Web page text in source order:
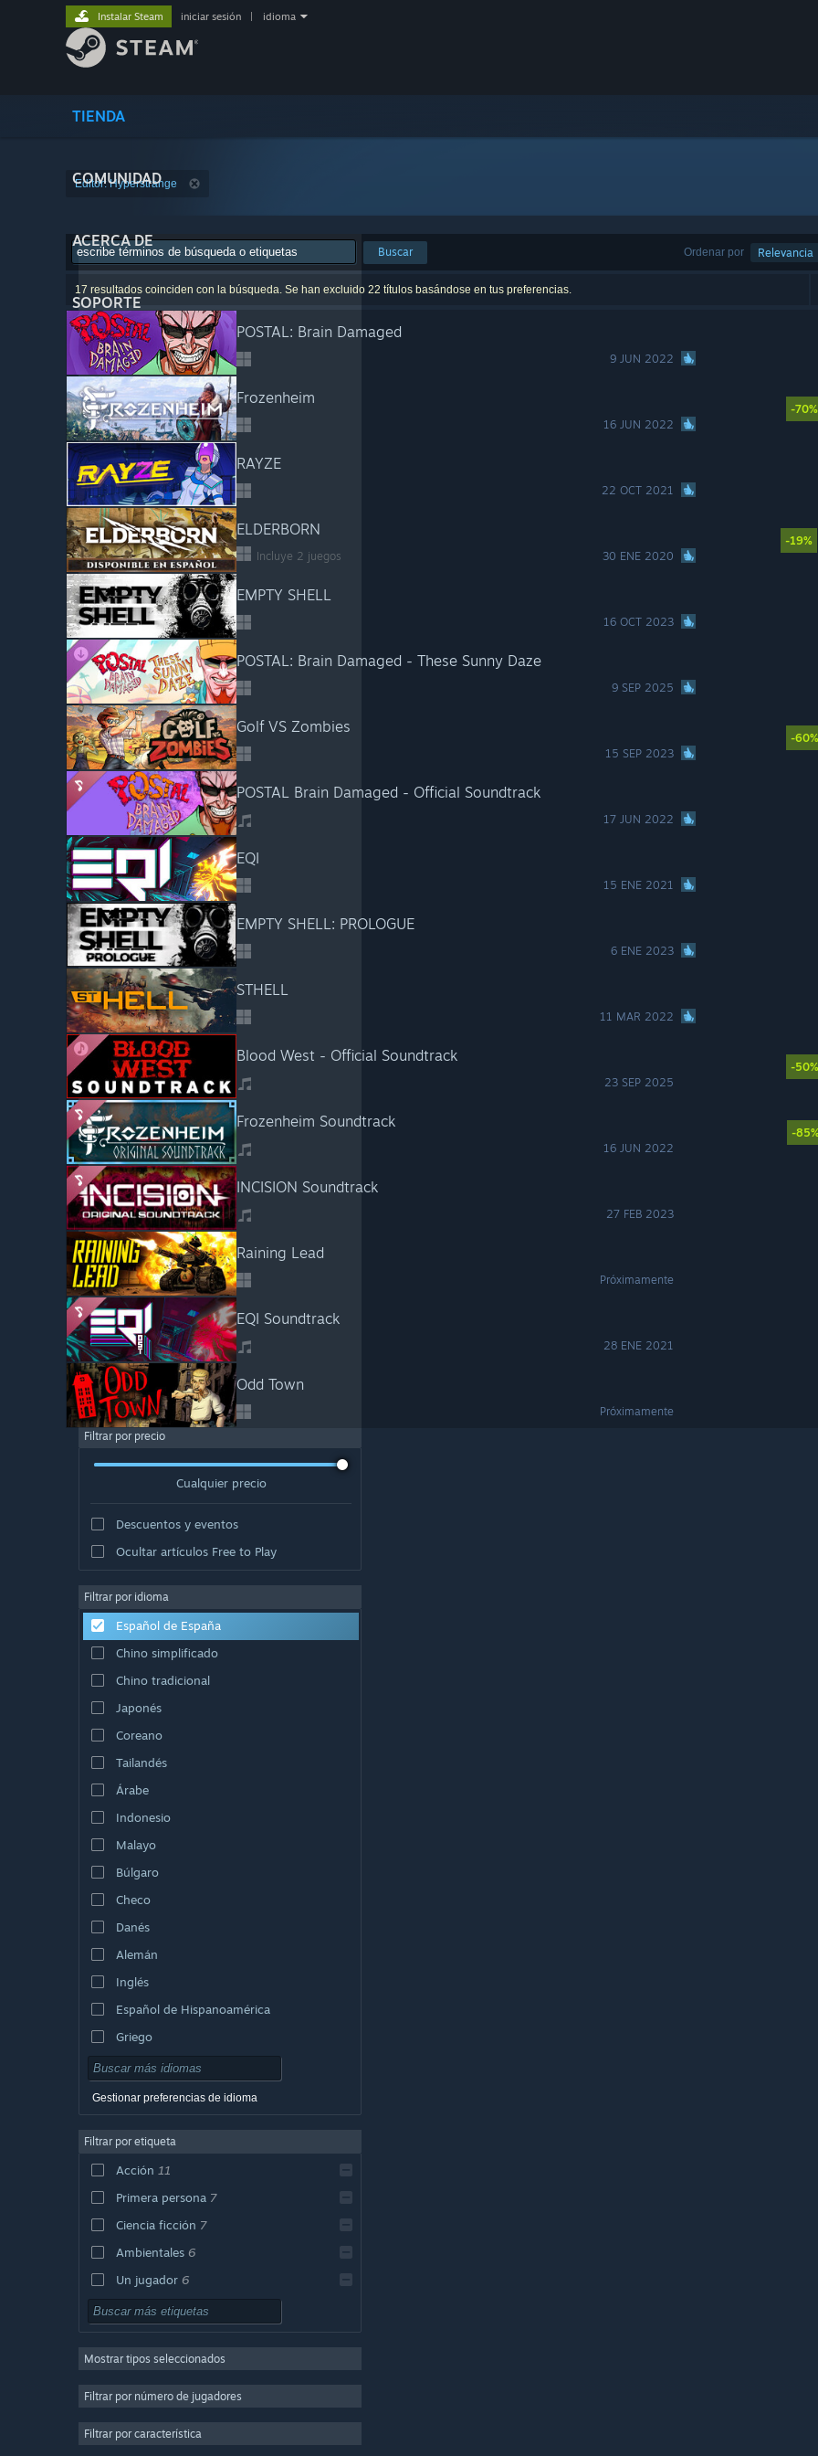
TIENDA
COMUNIDAD
ACERCA DE
SOPORTE
Instalar Steam iniciar sesión idioma
Editor: Hyperstrange
Ordenar por Relevancia
Buscar
17 resultados coinciden con la búsqueda. Se han excluido 22 títulos basándose en tus preferencias.
POSTAL: Brain Damaged
9 JUN 2022
Frozenheim
16 JUN 2022
-70%
RAYZE
22 OCT 2021
ELDERBORN
Incluye 2 juegos 30 ENE 2020
-19%
EMPTY SHELL
16 OCT 2023
POSTAL: Brain Damaged - These Sunny Daze
9 SEP 2025
Golf VS Zombies
15 SEP 2023
-60%
POSTAL Brain Damaged - Official Soundtrack
17 JUN 2022
EQI
15 ENE 2021
EMPTY SHELL: PROLOGUE
6 ENE 2023
STHELL
11 MAR 2022
Blood West - Official Soundtrack
23 SEP 2025
-50%
Frozenheim Soundtrack
16 JUN 2022
-
INCISION Soundtrack
27 FEB 2023
Raining Lead
Próximamente
EQI Soundtrack
28 ENE 2021
Odd Town
Próximamente
Filtrar por precio
Cualquier precio
Descuentos y eventos
Ocultar artículos Free to Play
Filtrar por idioma
Español de España
Chino simplificado
Chino tradicional
Japonés
Coreano
Tailandés
Árabe
Indonesio
Malayo
Búlgaro
Checo
Danés
Alemán
Inglés
Español de Hispanoamérica
Griego
Gestionar preferencias de idioma
Filtrar por etiqueta
Acción 11
Primera persona 7
Ciencia ficción 7
Ambientales 6
Un jugador 6
FPS 5
Disparos 5
Supervivencia
Retro
Mostrar tipos seleccionados
Filtrar por número de jugadores
Filtrar por característica